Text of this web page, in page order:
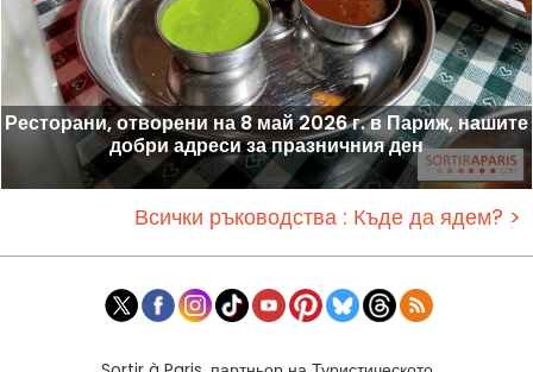
Ресторани, отворени на 8 май 2026 г. в Париж, нашите
добри адреси за празничния ден
Всички ръководства : Къде да ядем? >